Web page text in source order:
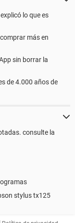
lo que es
más en
sin borrar la
de 4.000 años de
consulte la
stylus tx125